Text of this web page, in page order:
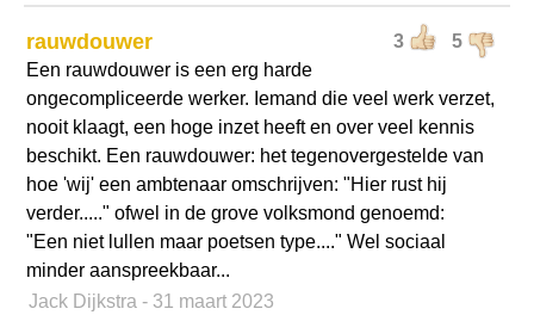
3 5
rauwdouwer
Een rauwdouwer is een erg harde
ongecompliceerde werker. Iemand die veel werk verzet,
nooit klaagt, een hoge inzet heeft en over veel kennis
beschikt. Een rauwdouwer: het tegenovergestelde van
hoe 'wij' een ambtenaar omschrijven: "Hier rust hij
verder....." ofwel in de grove volksmond genoemd:
"Een niet lullen maar poetsen type...." Wel sociaal
minder aanspreekbaar...
Jack Dijkstra - 31 maart 2023